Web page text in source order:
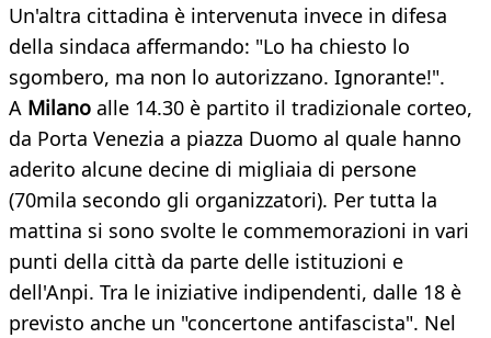
Un'altra cittadina è intervenuta invece in difesa
della sindaca affermando: "Lo ha chiesto lo
sgombero, ma non lo autorizzano. Ignorante!".
A Milano alle 14.30 è partito il tradizionale corteo,
da Porta Venezia a piazza Duomo al quale hanno
aderito alcune decine di migliaia di persone
(70mila secondo gli organizzatori). Per tutta la
mattina si sono svolte le commemorazioni in vari
punti della città da parte delle istituzioni e
dell'Anpi. Tra le iniziative indipendenti, dalle 18 è
previsto anche un "concertone antifascista". Nel